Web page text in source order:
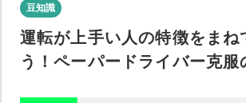
豆知識
運転が上手い人の特徴をまね
う！ペーパードライバー克服